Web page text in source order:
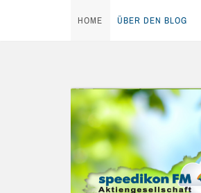
content
HOME ÜBER DEN BLOG